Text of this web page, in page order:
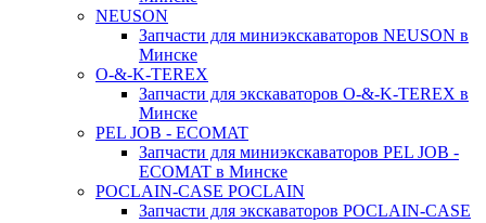
NEUSON
Запчасти для миниэкскаваторов NEUSON в
Минске
O-&-K-TEREX
Запчасти для экскаваторов O-&-K-TEREX в
Минске
PEL JOB - ECOMAT
Запчасти для миниэкскаваторов PEL JOB -
ECOMAT в Минске
POCLAIN-CASE POCLAIN
Запчасти для экскаваторов POCLAIN-CASE